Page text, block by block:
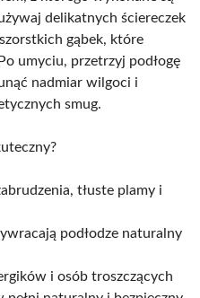
delikatnych ściereczek
gąbek, które
umyciu, przetrzyj podłogę
nadmiar wilgoci i
smug.
tłuste plamy i
podłodze naturalny
i osób troszczących